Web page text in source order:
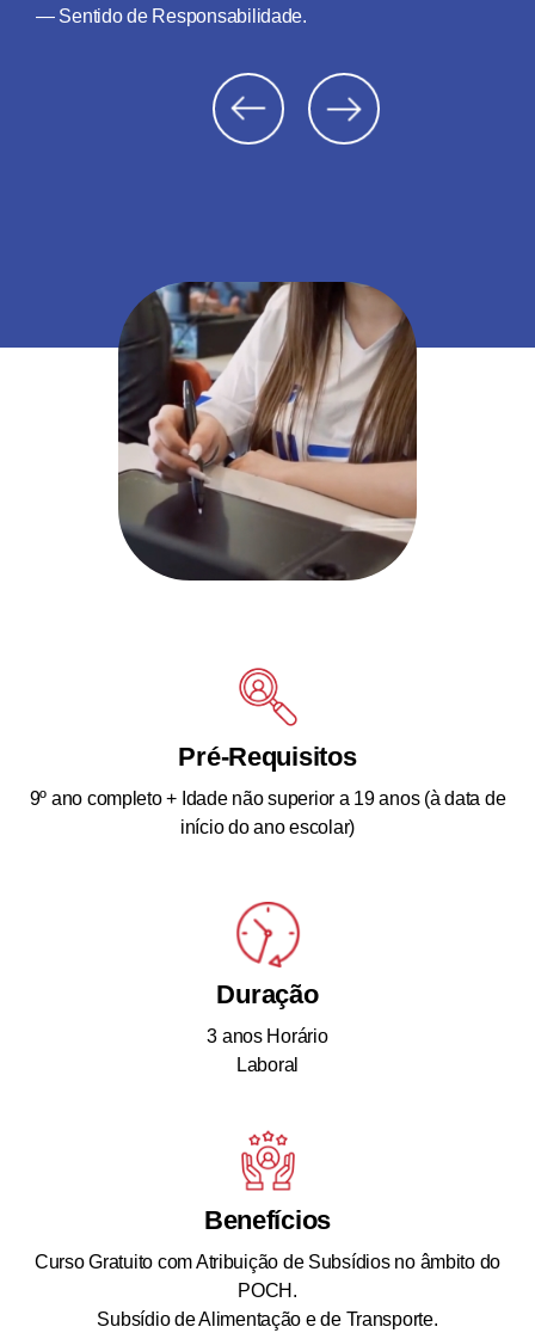
— Sentido de Responsabilidade.
Pré-Requisitos
9º ano completo + Idade não superior a 19 anos (à data de
início do ano escolar)
Duração
3 anos Horário
Laboral
Benefícios
Curso Gratuito com Atribuição de Subsídios no âmbito do
POCH.
Subsídio de Alimentação e de Transporte.